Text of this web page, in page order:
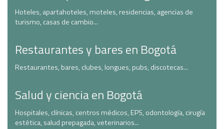
Hoteles, apartahoteles, moteles, residencias, agencias de
turismo, casas de cambio...
Restaurantes y bares en Bogotá
Restaurantes, bares, clubes, longues, pubs, discotecas...
Salud y ciencia en Bogotá
Hospitales, clínicas, centros médicos, EPS, odontología, cirugía
estética, salud prepagada, veterinarios...